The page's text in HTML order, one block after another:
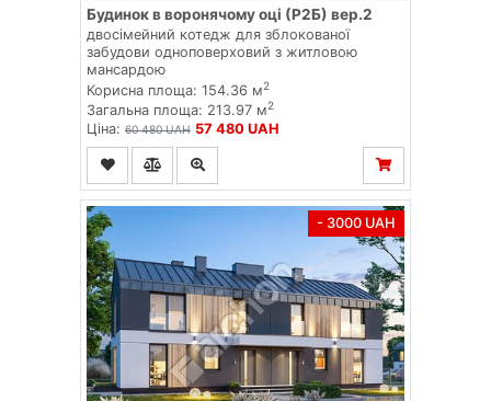
Будинок в воронячому оці (Р2Б) вер.2
двосімейний котедж для зблокованої
забудови одноповерховий з житловою
мансардою
Корисна площа: 154.36 м2
Загальна площа: 213.97 м2
Ціна: 60 480 UAH 57 480 UAH
- 3000 UAH